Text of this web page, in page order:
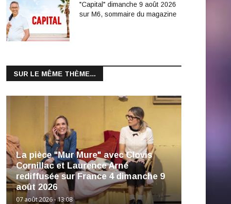
"Capital" dimanche 9 août 2026
sur M6, sommaire du magazine
SUR LE MÊME THÈME...
La pièce "Mur Mure" avec Clovis
Cornillac et Laurence Arné
rediffusée sur France 4 dimanche 9
août 2026
07 août 2026 - 13:08